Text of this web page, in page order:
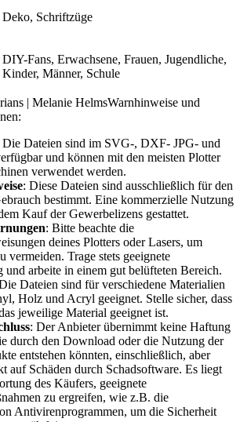
Deko, Schriftzüge
DIY-Fans, Erwachsene, Frauen, Jugendliche,
Kinder, Männer, Schule
| Melanie HelmsWarnhinweise und
Die Dateien sind im SVG-, DXF- JPG- und
und können mit den meisten Plotter
verwendet werden.
: Diese Dateien sind ausschließlich für den
bestimmt. Eine kommerzielle Nutzung
Kauf der Gewerbelizens gestattet.
: Bitte beachte die
deines Plotters oder Lasers, um
vermeiden. Trage stets geeignete
und arbeite in einem gut belüfteten Bereich.
Dateien sind für verschiedene Materialien
Holz und Acryl geeignet. Stelle sicher, dass
jeweilige Material geeignet ist.
: Der Anbieter übernimmt keine Haftung
durch den Download oder die Nutzung der
entstehen könnten, einschließlich, aber
auf Schäden durch Schadsoftware. Es liegt
des Käufers, geeignete
zu ergreifen, wie z.B. die
Antivirenprogrammen, um die Sicherheit